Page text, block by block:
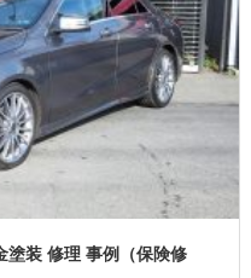
装 修理 事例（保険修